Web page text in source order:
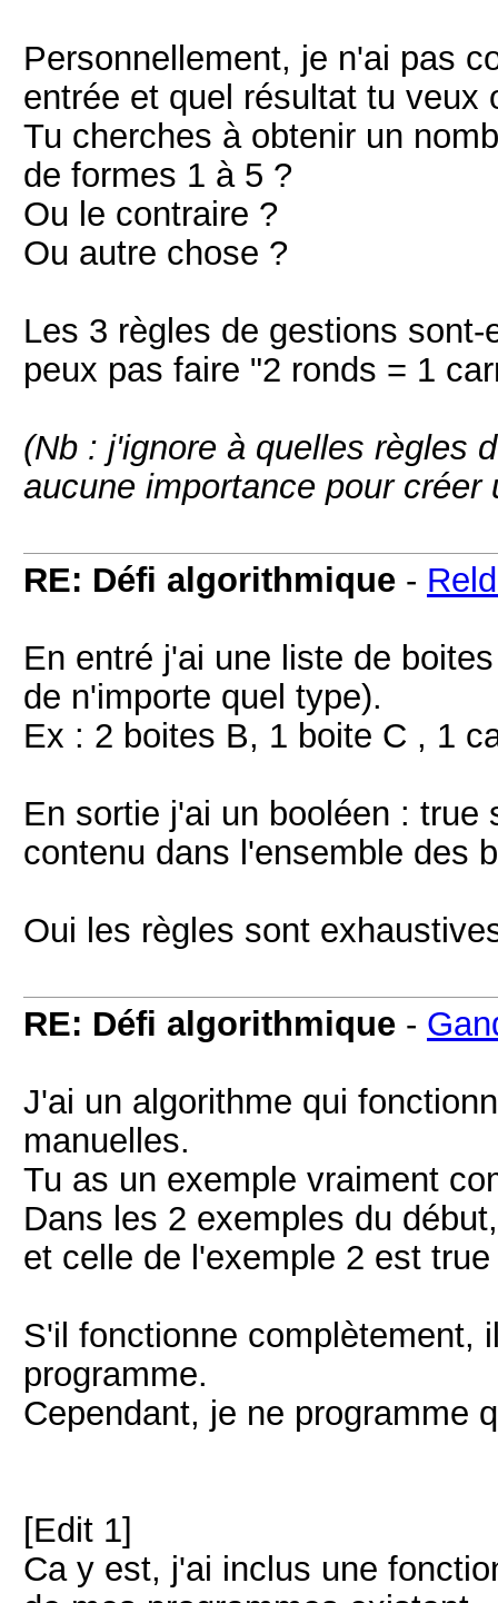
Personnellement, je n'ai pas
entrée et quel résultat tu veux
Tu cherches à obtenir un
de formes 1 à 5 ?
Ou le contraire ?
Ou autre chose ?
Les 3 règles de gestions
peux pas faire "2 ronds = 1
(Nb : j'ignore à quelles règles
aucune importance pour créer
RE: Défi algorithmique -
En entré j'ai une liste de
de n'importe quel type).
Ex : 2 boites B, 1 boite C , 1
En sortie j'ai un booléen :
contenu dans l'ensemble des
Oui les règles sont
RE: Défi algorithmique -
J'ai un algorithme qui
manuelles.
Tu as un exemple vraiment
Dans les 2 exemples du
et celle de l'exemple 2 est true
S'il fonctionne complètement,
programme.
Cependant, je ne programme
[Edit 1]
Ca y est, j'ai inclus une